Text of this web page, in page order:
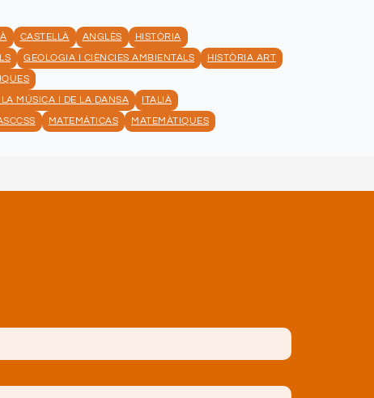
CASTELLÀ ANGLÈS
HISTÒRIA
GEOLOGIA I CIÈNCIES AMBIENTALS
HISTÒRIA ART
LA MÚSICA I DE LA DANSA
ITALIÀ
MATEMÁTICAS MATEMÀTIQUES